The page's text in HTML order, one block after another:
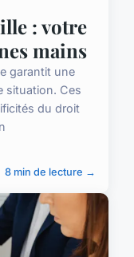
: votre
mains
garantit une
situation. Ces
du droit
8 min de lecture →